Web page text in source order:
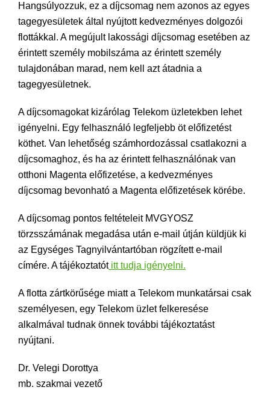
Hangsúlyozzuk, ez a díjcsomag nem azonos az egyes
tagegyesületek által nyújtott kedvezményes dolgozói
flottákkal. A megújult lakossági díjcsomag esetében az
érintett személy mobilszáma az érintett személy
tulajdonában marad, nem kell azt átadnia a
tagegyesületnek.
A díjcsomagokat kizárólag Telekom üzletekben lehet
igényelni. Egy felhasználó legfeljebb öt előfizetést
köthet. Van lehetőség számhordozással csatlakozni a
díjcsomaghoz, és ha az érintett felhasználónak van
otthoni Magenta előfizetése, a kedvezményes
díjcsomag bevonható a Magenta előfizetések körébe.
A díjcsomag pontos feltételeit MVGYOSZ
törzsszámának megadása után e-mail útján küldjük ki
az Egységes Tagnyilvántartóban rögzített e-mail
címére. A tájékoztatótitt tudja igényelni.
A flotta zártkörűsége miatt a Telekom munkatársai csak
személyesen, egy Telekom üzlet felkeresése
alkalmával tudnak önnek további tájékoztatást
nyújtani.
Dr. Velegi Dorottya
mb. szakmai vezető